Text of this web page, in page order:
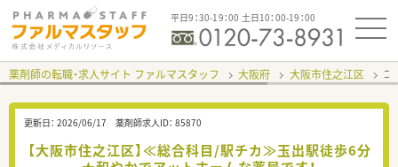
平日9：30-19：00 土日10：00-19：00
薬剤師の転職・求人サイト ファルマスタッフ 大阪府 大阪市住之江区
更新日： 2026/06/17 薬剤師求人ID： 85870
【大阪市住之江区】≪総合科目/駅チカ≫玉出駅徒歩6分